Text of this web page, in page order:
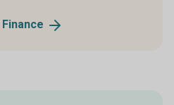
Finance